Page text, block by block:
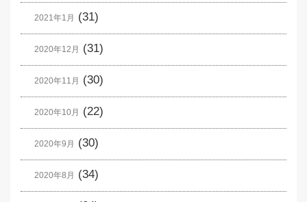
2021年1月 (31)
2020年12月 (31)
2020年11月 (30)
2020年10月 (22)
2020年9月 (30)
2020年8月 (34)